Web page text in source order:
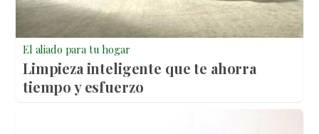
El aliado para tu hogar
Limpieza inteligente que te ahorra
tiempo y esfuerzo